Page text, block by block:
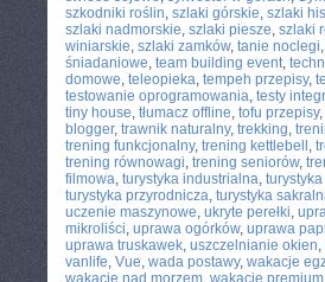
szkodniki roślin, szlaki górskie, szlaki
szlaki nadmorskie, szlaki piesze, szlaki
winiarskie, szlaki zamków, tanie noclegi,
śniadaniowe, team building event,
domowe, teleopieka, tempeh przepisy,
testowanie oprogramowania, testy
tiny house, tłumacz offline, tofu przepisy,
blogger, trawnik naturalny, trekking,
trening funkcjonalny, trening kettlebell ,
trening równowagi, trening seniorów,
filmowa, turystyka industrialna,
turystyka przyrodnicza, turystyka
uczenie maszynowe, ukryte perełki,
mikroliści, uprawa ogórków, uprawa
uprawa truskawek, uszczelnianie okien,
vanlife, Vue, wada postawy, wakacje
wakacje nad morzem, wakacje premium